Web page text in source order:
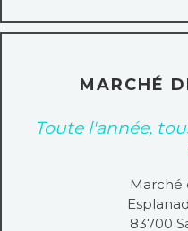
MARCHÉ
Toute l'année,
Marché
83700